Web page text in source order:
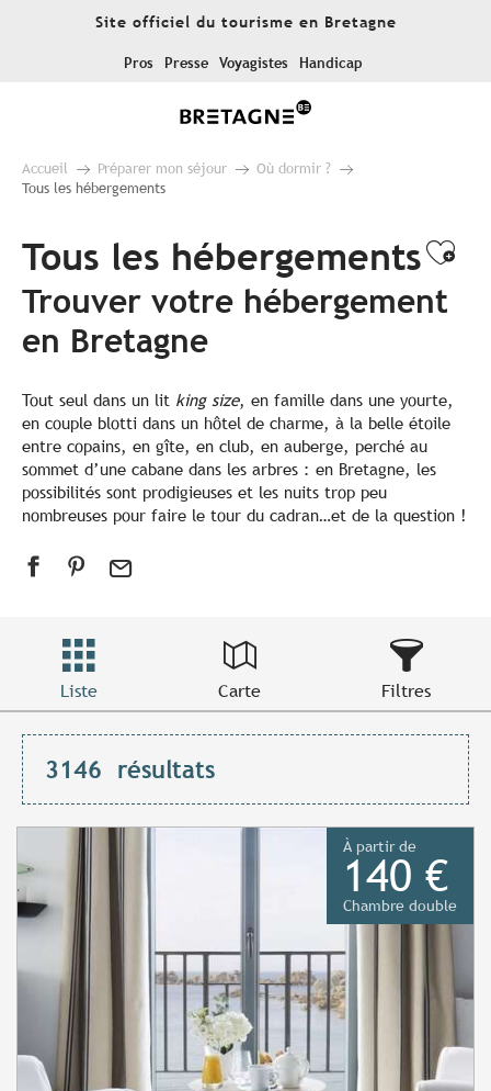
Site officiel du tourisme en Bretagne
Pros Presse Voyagistes Handicap
Accueil Préparer mon séjour
Où dormir ?
Tous les hébergements
Tous les hébergements
Trouver votre hébergement
en Bretagne
Tout seul dans un lit king size, en famille dans une yourte,
en couple blotti dans un hôtel de charme, à la belle étoile
entre copains, en gîte, en club, en auberge, perché au
sommet d’une cabane dans les arbres : en Bretagne, les
possibilités sont prodigieuses et les nuits trop peu
nombreuses pour faire le tour du cadran…et de la question !
Liste Carte Filtres
3146 résultats
À partir de
140 €
Chambre double